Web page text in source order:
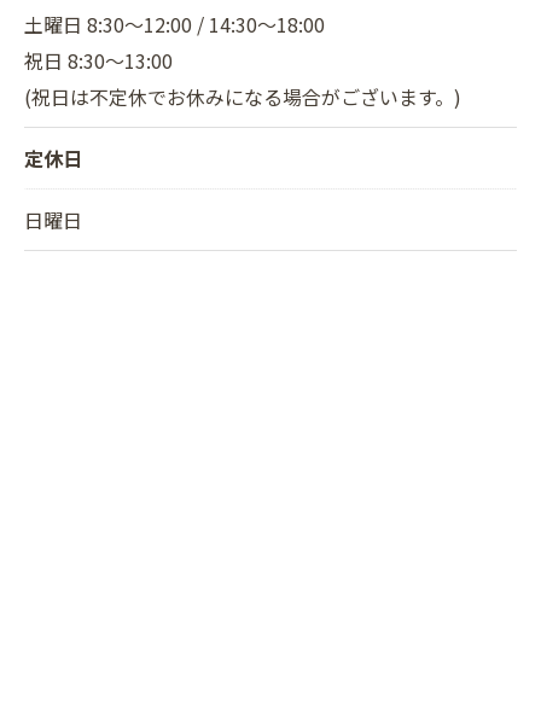
土曜日 8:30～12:00 / 14:30～18:00
祝日 8:30～13:00
(祝日は不定休でお休みになる場合がございます。)
定休日
日曜日